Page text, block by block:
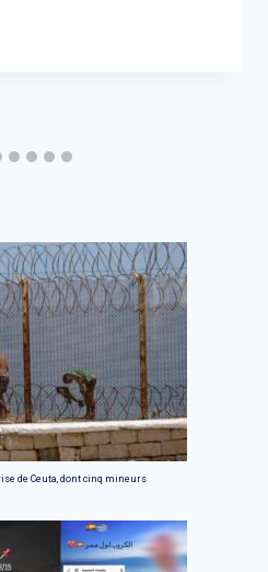
de Ceuta, dont cinq mineurs